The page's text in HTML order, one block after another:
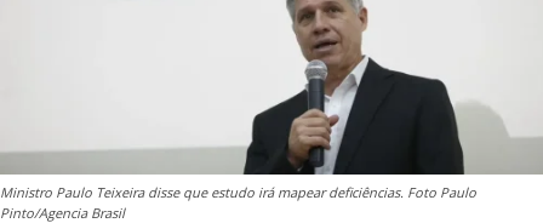
Ministro Paulo Teixeira disse que estudo irá mapear deficiências. Foto Paulo
Pinto/Agencia Brasil